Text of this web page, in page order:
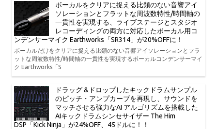
ボーカルをクリアに捉える比類のない音響アイ
ソレーションとフラットな周波数特性/時間軸の
一貫性を実現する、ライブステージとスタジオ
レコーディングの両方に対応したボーカル用コ
ンデンサーマイク Earthworks「SR314」が20%OFFに！
ボーカルだけをクリアに捉える比類のない音響アイソレーションとフラ
ットな周波数特性/時間軸の一貫性を実現するボーカルコンデンサーマイ
ク Earthworks「S
ドラッグ &ドロップしたキックドラムサンプル
のピッチ・アンプカーブを再現し、サウンドを
マッチさせる強力なAI アルゴリズムを搭載した
AIキックドラムシンセサイザー The Him
DSP「Kick Ninja」が24%OFF、45ドルに！！